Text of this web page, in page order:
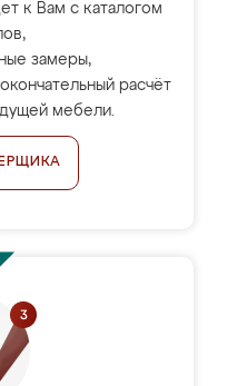
к Вам с каталогом
замеры,
расчёт
мебели.